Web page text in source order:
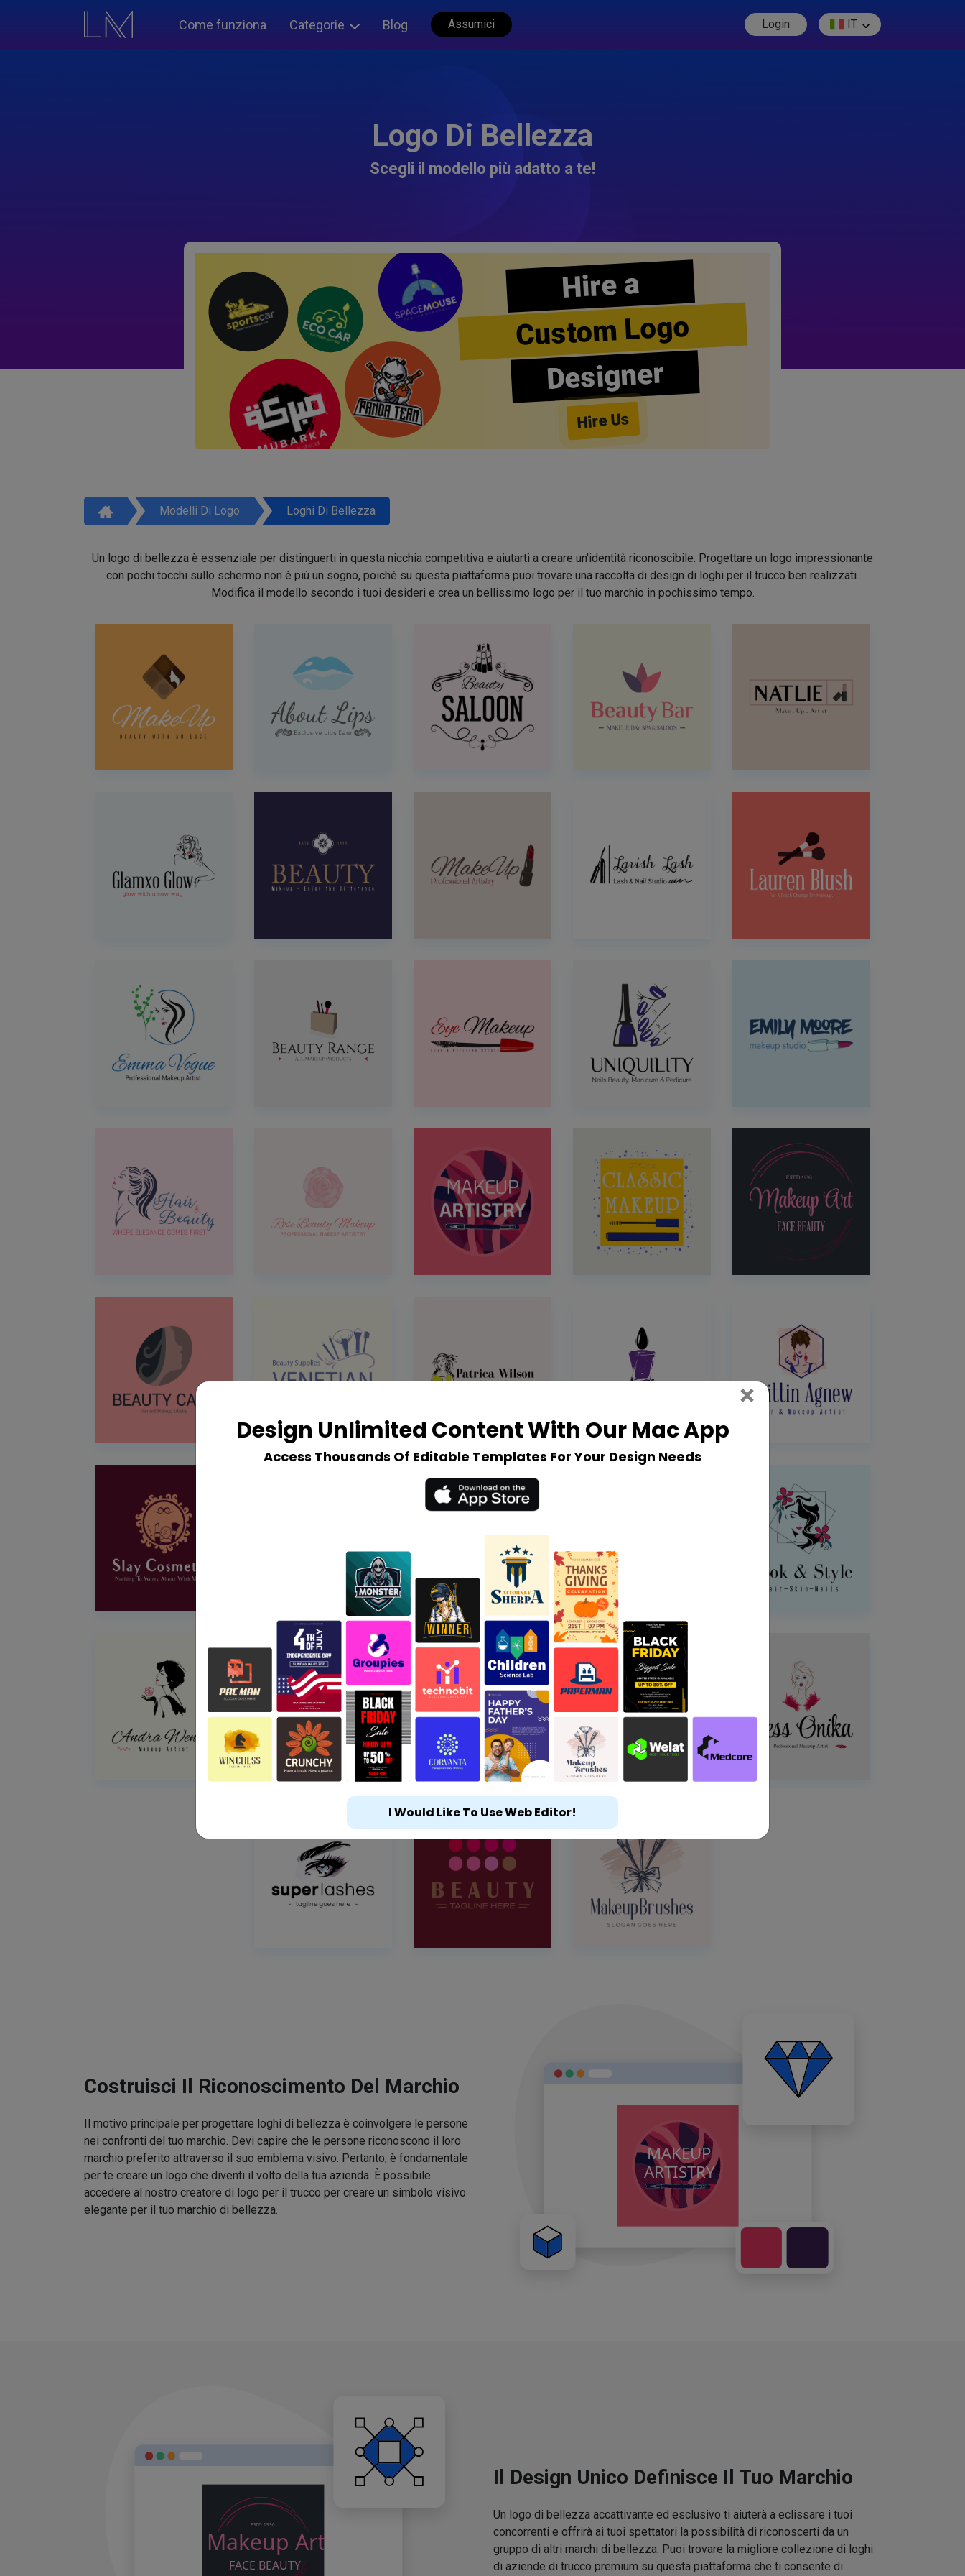
Come funziona Categorie Blog Assumici Login IT
Logo Di Bellezza
Scegli il modello più adatto a te!
Hire a
Custom Logo
Designer
Hire Us
Modelli Di Logo Loghi Di Bellezza
Un logo di bellezza è essenziale per distinguerti in questa nicchia competitiva e aiutarti a creare un'identità riconoscibile. Progettare un logo impressionante
con pochi tocchi sullo schermo non è più un sogno, poiché su questa piattaforma puoi trovare una raccolta di design di loghi per il trucco ben realizzati.
Modifica il modello secondo i tuoi desideri e crea un bellissimo logo per il tuo marchio in pochissimo tempo.
Costruisci Il Riconoscimento Del Marchio
Il motivo principale per progettare loghi di bellezza è coinvolgere le persone
nei confronti del tuo marchio. Devi capire che le persone riconoscono il loro
marchio preferito attraverso il suo emblema visivo. Pertanto, è fondamentale
per te creare un logo che diventi il volto della tua azienda. È possibile
accedere al nostro creatore di logo per il trucco per creare un simbolo visivo
elegante per il tuo marchio di bellezza.
Il Design Unico Definisce Il Tuo Marchio
Un logo di bellezza accattivante ed esclusivo ti aiuterà a eclissare i tuoi
concorrenti e offrirà ai tuoi spettatori la possibilità di riconoscerti da un
gruppo di altri marchi di bellezza. Puoi trovare la migliore collezione di loghi
di aziende di trucco premium su questa piattaforma che ti consente di
Design Unlimited Content With Our Mac App
Access Thousands Of Editable Templates For Your Design Needs
× Close
I Would Like To Use Web Editor!